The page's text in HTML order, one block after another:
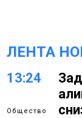
ЛЕНТА
13:24
Общество